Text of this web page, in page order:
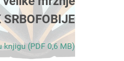
SRBOFOBIJE
knjigu (PDF 0,6 MB)